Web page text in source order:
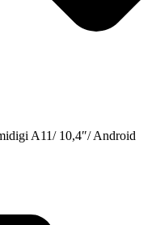
A11/ 10,4″/ Android